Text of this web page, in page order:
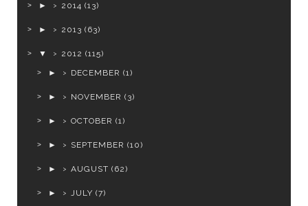
► 2014 (13)
► 2013 (63)
▼ 2012 (115)
►
DECEMBER (1)
► NOVEMBER (3)
► OCTOBER (1)
► SEPTEMBER (10)
► AUGUST (62)
► JULY (7)